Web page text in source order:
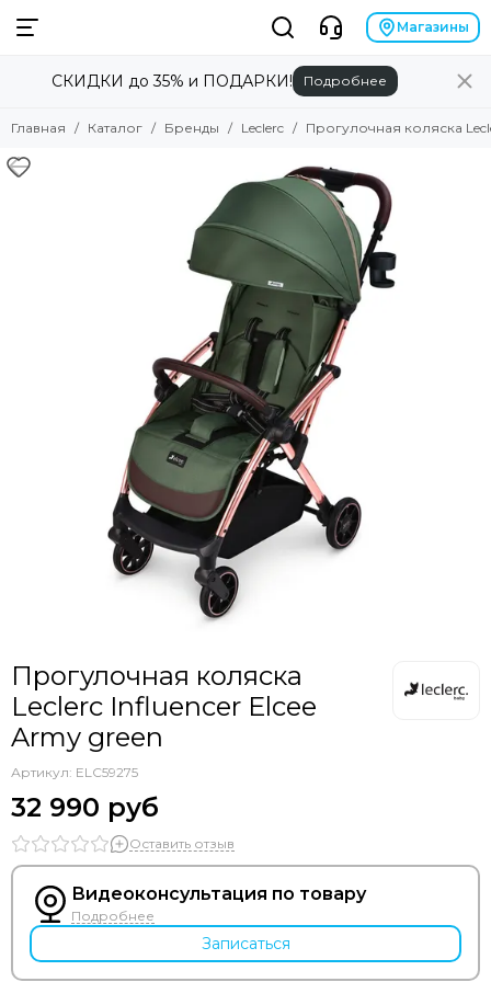
Смотреть все товары
Angela Bella
Brand for my son
Britax Roemer
Bumbleride
Cybex
Doona
Drema BabyDou
Ducle
Ellipse
Elodie
Espiro
Hartan
Happy Baby
Heorshe
Магазины
СКИДКИ до 35% и ПОДАРКИ! Подробнее
Главная Каталог Бренды Leclerc Прогулочная коляска
Прогулочная коляска
Leclerc Influencer Elcee
Army green
Артикул: ELC59275
32 990 руб
Оставить отзыв
Видеоконсультация по товару
Подробнее
Записаться